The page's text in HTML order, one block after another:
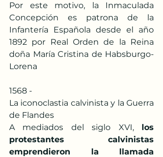
Por este motivo, la Inmaculada
Concepción es patrona de la
Infantería Española desde el año
1892 por Real Orden de la Reina
doña María Cristina de Habsburgo-
Lorena
1568 -
La iconoclastia calvinista y la Guerra
de Flandes
A mediados del siglo XVI, los
protestantes calvinistas
emprendieron la llamada